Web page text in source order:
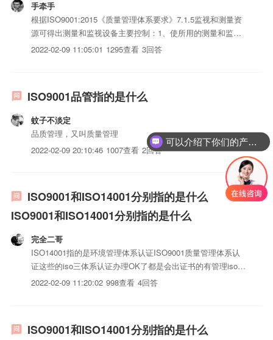
手牵手
根据ISO9001:2015《质量管理体系要求》7.1.5监视和测量资
源可得出测量和监视设备主要控制：1、使所用的测量和监视
设备适合所进行的监视和测量活动的特定类型；2、使所用的
2022-02-09 11:05:01 1295查看 3回答
ISO9001品管指的是什么
蚊子不淡定
品质管理，又叫质量管理
2022-02-09 20:10:46 1007查看 2回答
ISO9001和ISO14001分别指的是什么
ISO9001和ISO14001分别指的是什么
完全二哥
ISO14001指的是环境管理体系认证ISO9001质量管理体系认
证这些的iso三体系认证办理OK了都是会出证书的有管理iso三
体系认证...
2022-02-09 11:20:02 998查看 4回答
ISO9001和ISO14001分别指的是什么
可以介绍下你们的产品么？